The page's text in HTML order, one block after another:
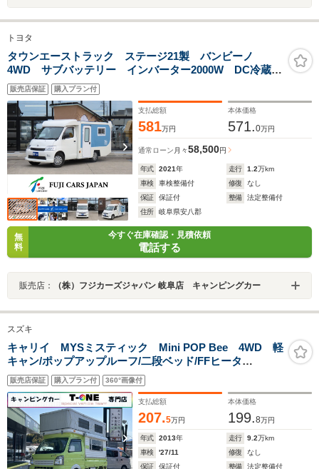
トヨタ
タウンエーストラック ステージ21製 バンビーノ
4WD サブバッテリー インバーター2000W DC冷蔵
庫 電子レンジ ソーラーパネル 走行充電 外部充
電 冷蔵
販売店保証 購入プラン付
支払総額
581万円
本体価格
571.0万円
通常ローン 月々58,500円
年式 2021年 走行 1.2万km
車検
車検整備付 修復
なし
保証
保証付 整備
法定整備付
住所
岐阜県安八郡
無
料
今すぐ在庫確認・見積依頼
電話する
販売店： （株）フジカーズジャパン 岐阜店 キャンピングカー
スズキ
キャリイ MYSミスティック Mini POP Bee 4WD 軽
キャン/ポップアップルーフ/二段ベッド/FFヒータ
ー/2000Wインバーター/ツインサブバッテリー/ルーフベン
ト/サイドオーニング/走行充電/外部充電/外部電源/MYSオ
リジナルショックアブソーバー
販売店保証 購入プラン付 360°画像付
支払総額
207.5万円
本体価格
199.8万円
年式 2013年 走行 9.2万km
車検
'27/11 修復
なし
保証
保証付 整備 法定整備付